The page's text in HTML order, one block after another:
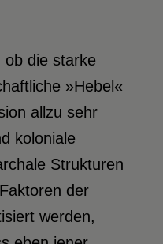
ob die starke
»Hebel«
allzu sehr
koloniale
Strukturen
der
werden,